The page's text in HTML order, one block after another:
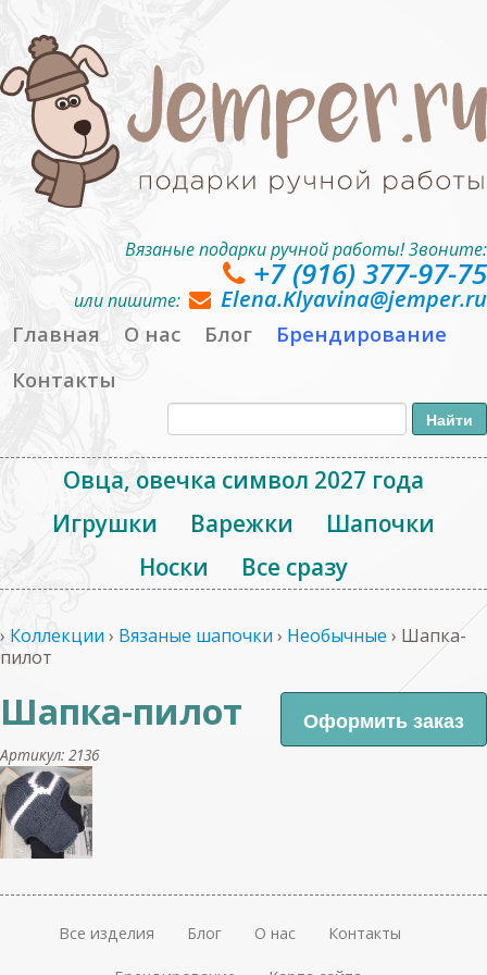
Вязаные подарки ручной работы! Звоните:
+7 (916) 377-97-75
или пишите: Elena.Klyavina@jemper.ru
Главная О нас Блог
Брендирование
Контакты
Овца, овечка символ 2027 года
Игрушки
Варежки
Шапочки
Носки
Все сразу
› Коллекции › Вязаные шапочки › Необычные › Шапка-
пилот
Шапка-пилот
Артикул: 2136
Все изделия Блог О нас Контакты